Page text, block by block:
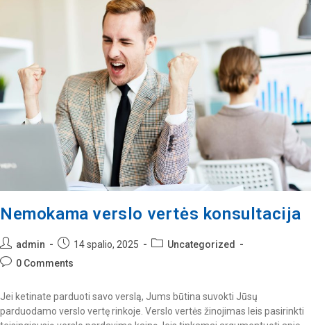
Nemokama verslo vertės konsultacija
admin 14 spalio, 2025
Uncategorized
0 Comments
Jei ketinate parduoti savo verslą, Jums būtina suvokti Jūsų
parduodamo verslo vertę rinkoje. Verslo vertės žinojimas leis pasirinkti